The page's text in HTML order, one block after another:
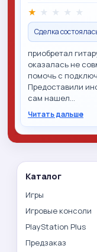
★ ★ ★ ★ ★
Сделка
приобретал
оказалась не
помочь с
Предоставили
сам нашел…
Читать дальше
Каталог
Игры
Игровые консоли
PlayStation Plus
Предзаказ